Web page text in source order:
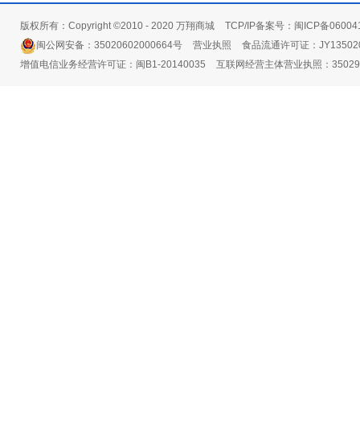
版权所有：Copyright ©2010 - 2020 万翔商城
TCP/IP备案号：闽ICP备
闽公网安备：35020602000664号
营业执照
食品流通许可证：
增值电信业务经营许可证：闽B1-20140035
互联网经营主体营业执照：